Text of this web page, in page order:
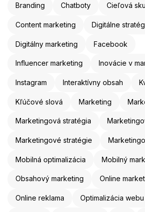
Branding Chatboty Cieľová
Content marketing Digitálne
Digitálny marketing Facebook
Influencer marketing Inovácie v
Instagram Interaktívny obsah
Kľúčové slová Marketing
Marketingová stratégia
Marketingové stratégie
Mobilná optimalizácia Mobilný
Obsahový marketing Online
Online reklama Optimalizácia webu